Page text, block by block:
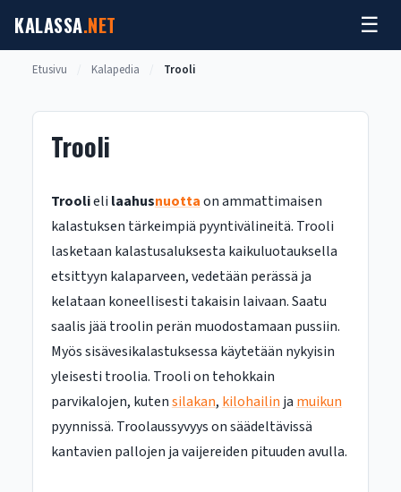
sisältöön
KALASSA.NET ☰
Etusivu Kalapedia Trooli
Trooli
Troolieli laahusnuottaon ammattimaisen
kalastuksen tärkeimpiä pyyntivälineitä. Trooli
lasketaan kalastusaluksesta kaikuluotauksella
etsittyyn kalaparveen, vedetään perässä ja
kelataan koneellisesti takaisin laivaan. Saatu
saalis jää troolin perän muodostamaan pussiin.
Myös sisävesikalastuksessa käytetään nykyisin
yleisesti troolia. Trooli on tehokkain
parvikalojen, kutensilakan, kilohailin ja muikun
pyynnissä. Troolaussyvyys on säädeltävissä
kantavien pallojen ja vaijereiden pituuden avulla.